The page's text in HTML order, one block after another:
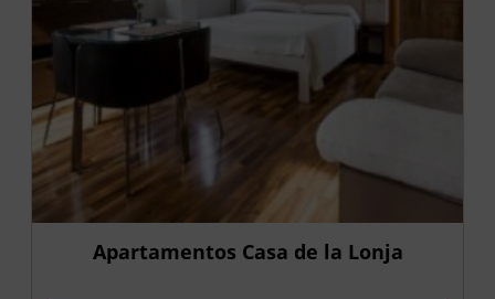
Apartamentos Casa de la Lonja